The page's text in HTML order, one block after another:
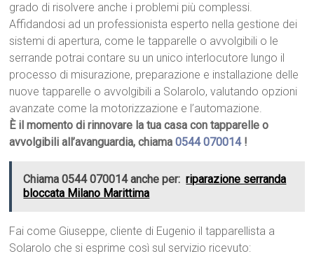
grado di risolvere anche i problemi più complessi.
Affidandosi ad un professionista esperto nella gestione dei
sistemi di apertura, come le tapparelle o avvolgibili o le
serrande potrai contare su un unico interlocutore lungo il
processo di misurazione, preparazione e installazione delle
nuove tapparelle o avvolgibili a Solarolo, valutando opzioni
avanzate come la motorizzazione e l’automazione.
È il momento di rinnovare la tua casa con tapparelle o
avvolgibili all’avanguardia, chiama0544 070014!
Chiama 0544 070014 anche per: riparazione serranda
bloccata Milano Marittima
Fai come Giuseppe, cliente di Eugenio il tapparellista a
Solarolo che si esprime così sul servizio ricevuto: